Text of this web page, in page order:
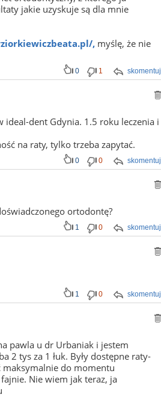
jakie uzyskuje są dla mnie
, myślę, że nie
skomentuj
0 1
ideal-dent Gdynia. 1.5 roku leczenia i
na raty, tylko trzeba zapytać.
skomentuj
0 0
ortodontę?
skomentuj
1 0
skomentuj
1 0
pawla u dr Urbaniak i jestem
2 tys za 1 łuk. Były dostępne raty-
maksymalnie do momentu
Nie wiem jak teraz, ja